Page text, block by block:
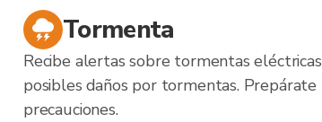
Tormenta
Recibe alertas sobre tormentas
posibles daños por tormentas.
precauciones.